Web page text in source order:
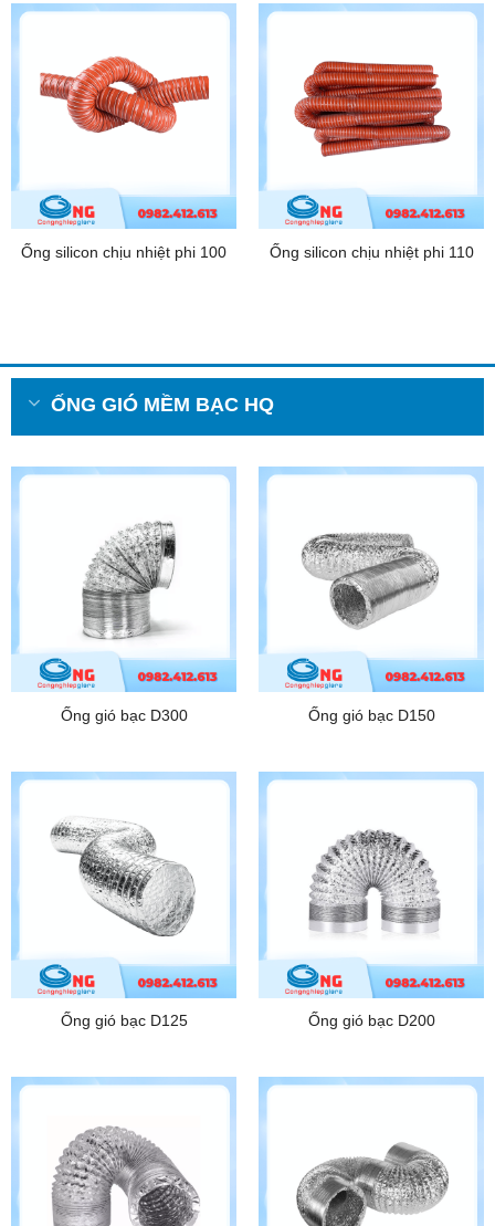
Ống silicon chịu nhiệt phi 100 Ống silicon chịu nhiệt phi 110
ỐNG GIÓ MỀM BẠC HQ
Ống gió bạc D300 Ống gió bạc D150
Ống gió bạc D125 Ống gió bạc D200